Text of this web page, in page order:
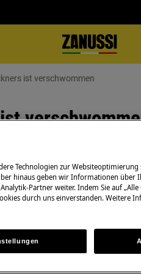
ist verschwommen
Technologien zur
hinaus geben wir Informationen über
Partner weiter. Indem Sie auf
durch uns einverstanden. Weitere